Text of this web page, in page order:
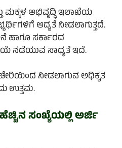
ಮಕ್ಕಳ ಅಭಿವೃದ್ಧಿ ಇಲಾಖೆಯ
ಆದ್ಯತೆ ನೀಡಲಾಗುತ್ತದೆ.
ಹಾಗೂ ಸರ್ಕಾರದ
ನಡೆಯುವ ಸಾಧ್ಯತೆ ಇದೆ.
ನೀಡಲಾಗುವ ಅಧಿಕೃತ
ಉತ್ತಮ.
ಸಂಖ್ಯೆಯಲ್ಲಿ ಅರ್ಜಿ